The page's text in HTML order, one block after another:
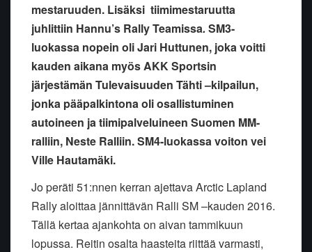
mestaruuden. Lisäksi tiimimestaruutta
juhlittiin Hannu’s Rally Teamissa. SM3-
luokassa nopein oli Jari Huttunen, joka voitti
kauden aikana myös AKK Sportsin
järjestämän Tulevaisuuden Tähti –kilpailun,
jonka pääpalkintona oli osallistuminen
autoineen ja tiimipalveluineen Suomen MM-
ralliin, Neste Ralliin. SM4-luokassa voiton vei
Ville Hautamäki.
Jo peräti 51:nnen kerran ajettava Arctic Lapland
Rally aloittaa jännittävän Ralli SM –kauden 2016.
Tällä kertaa ajankohta on aivan tammikuun
lopussa. Reitin osalta haasteita riittää varmasti,